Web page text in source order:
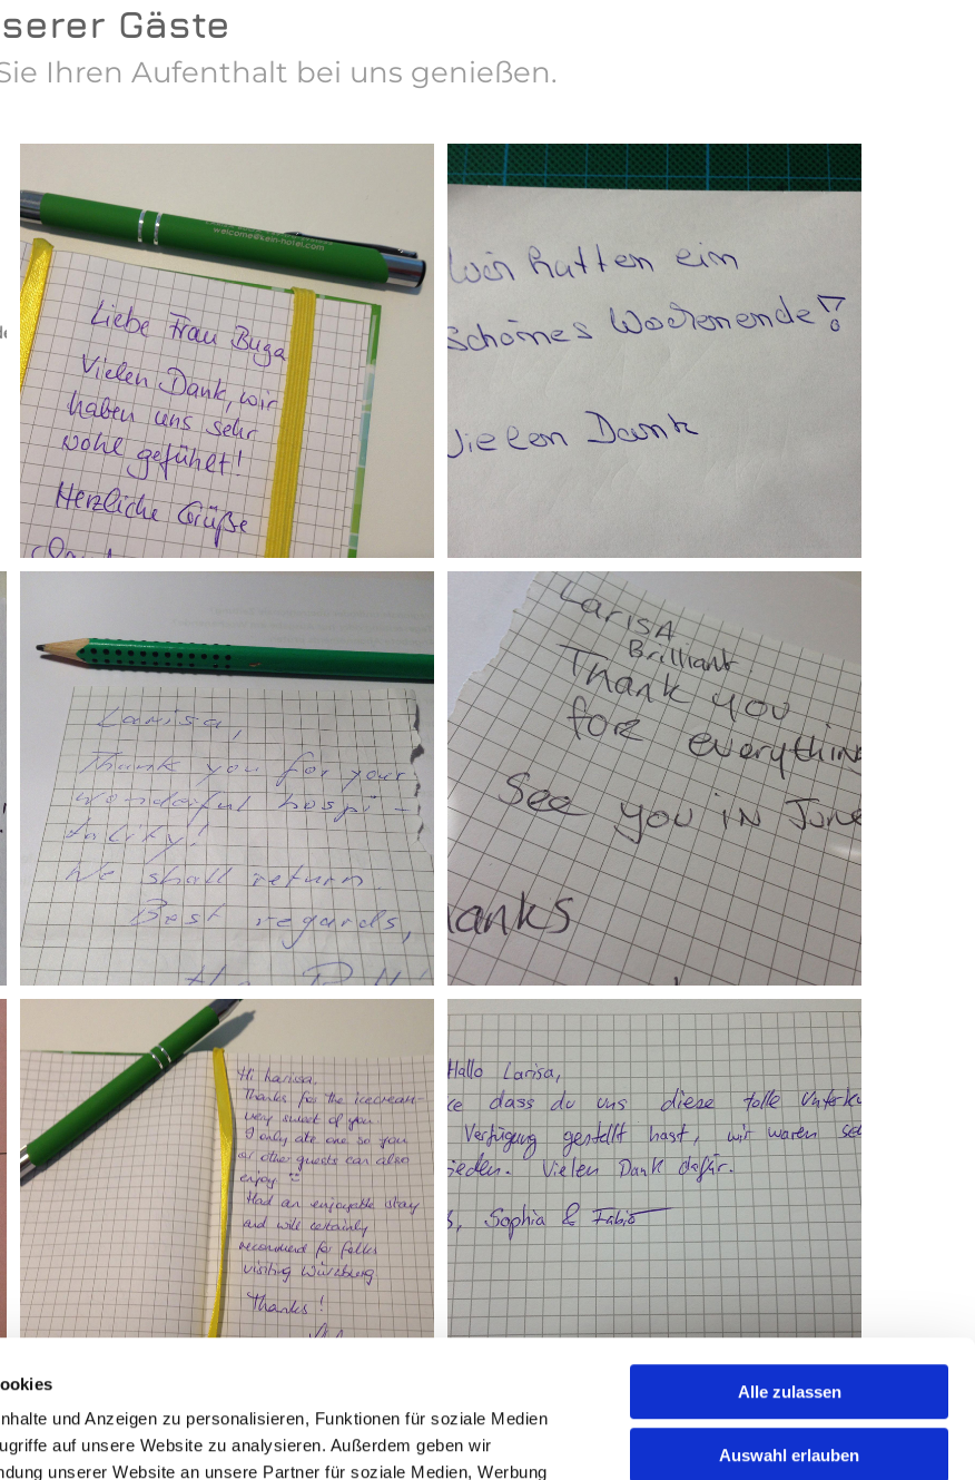
und Anzeigen zu personalisieren, Funktionen für soziale Medien
auf unsere Website zu analysieren. Außerdem geben wir
unserer Website an unsere Partner für soziale Medien, Werbung
Alle zulassen
Auswahl erlauben
Gäste
Ihren Aufenthalt bei uns genießen.